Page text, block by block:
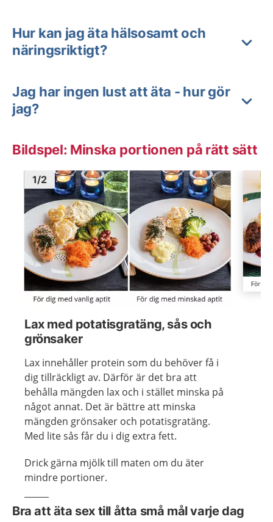
Hur kan jag äta hälsosamt och
näringsriktigt?
Jag har ingen lust att äta - hur gör
jag?
Bildspel: Minska portionen på rätt sätt
Bild 1
1/2
Lax med potatisgratäng, sås och
grönsaker
Lax innehåller protein som du behöver få i
dig tillräckligt av. Därför är det bra att
behålla mängden lax och i stället minska på
något annat. Det är bättre att minska
mängden grönsaker och potatisgratäng.
Med lite sås får du i dig extra fett.
Drick gärna mjölk till maten om du äter
mindre portioner.
Bild 1
Visa
Visa föregående bild
Bra att äta sex till åtta små mål varje dag